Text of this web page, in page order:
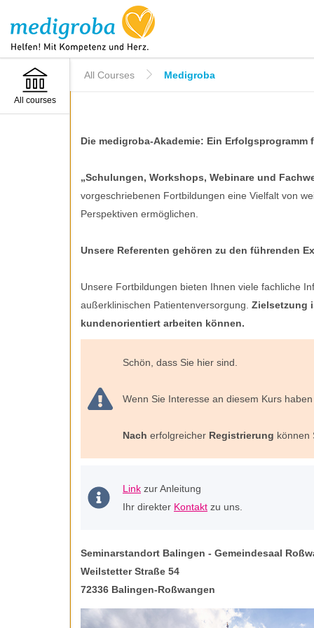
All courses
All Courses Medigroba
Die medigroba-Akademie: Ein Erfolgsprogramm
„Schulungen, Workshops, Webinare und
vorgeschriebenen Fortbildungen eine Vielfalt von
Perspektiven ermöglichen.
Unsere Referenten gehören zu den führenden
Unsere Fortbildungen bieten Ihnen viele fachliche
außerklinischen Patientenversorgung. Zielsetzung
kundenorientiert arbeiten können.
Schön, dass Sie hier sind.
Wenn Sie Interesse an diesem Kurs
Nach erfolgreicher Registrierung können
Link zur Anleitung
Ihr direkter Kontakt zu uns.
Seminarstandort Balingen - Gemeindesaal
Weilstetter Straße 54
72336 Balingen-Roßwangen